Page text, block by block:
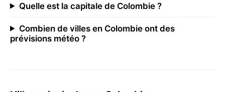
Quelle est la capitale de Colombie ?
Combien de villes en Colombie ont des
prévisions météo ?